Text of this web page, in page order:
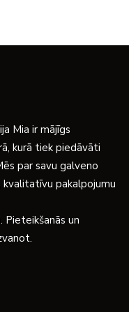
Mia ir mājīgs
kurā tiek piedāvāti
par savu galveno
pakalpojumu
un